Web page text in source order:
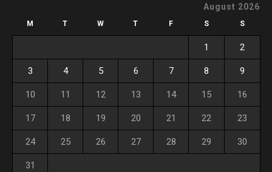
August 2026
M T W T F S S
1 2
3 4 5 6 7 8 9
10 11 12 13 14 15 16
17 18 19 20 21 22 23
24 25 26 27 28 29 30
31